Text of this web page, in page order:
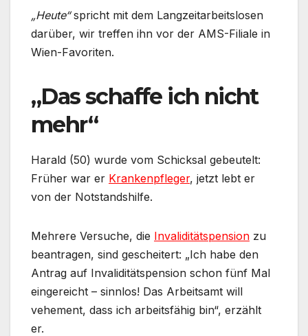
„Heute“spricht mit dem Langzeitarbeitslosen
darüber, wir treffen ihn vor der AMS-Filiale in
Wien-Favoriten.
„Das schaffe ich nicht
mehr“
Harald (50) wurde vom Schicksal gebeutelt:
Früher war er Krankenpfleger, jetzt lebt er
von der Notstandshilfe.
Mehrere Versuche, die Invaliditätspension zu
beantragen, sind gescheitert: „Ich habe den
Antrag auf Invaliditätspension schon fünf Mal
eingereicht – sinnlos! Das Arbeitsamt will
vehement, dass ich arbeitsfähig bin“, erzählt
er.